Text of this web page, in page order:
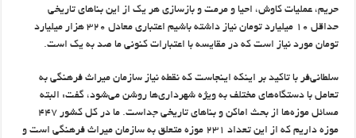
حریم، عملیات کاوش، احیا و مرمت و بازسازی هر یک از این بناهای تاریخی
حداقل ۱۰ میلیارد تومان نیاز داشته باشیم اعتباری معادل ۳۲۰ هزار میلیارد
تومان مورد نیاز است که در مقایسه با اعتبارات کنونی ما صد به یک است.
سلطانی‌فر با تاکید بر اینکه اینجاست که نقطه نیاز سازمان میراث فرهنگی به
تعامل با دستگاه‌های مختلف به ویژه شهرداری‌ها روشن می‌شود، گفت: البته
مسائل موزه‌ها از بحث اماکن و بناهای تاریخی جداست. ما در کل کشور ۴۴۷
موزه داریم که از این تعداد ۲۳۱ موزه متعلق به سازمان میراث فرهنگی است و